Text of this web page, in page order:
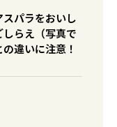
スパラをおいし
らえ（写真で
違いに注意！